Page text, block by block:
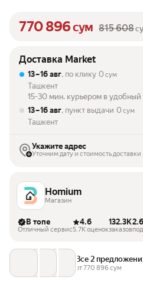
770 896сум 815 608
Доставка Market
13 – 16 авг, по клику 0 сум
Ташкент
15-30 мин. курьером в
13 – 16 авг, пункт выдачи 0 сум
Ташкент
Укажите адрес
Уточним дату и стоимость доставки
Homium
Магазин
В топе
Отличный сервис
4.6
5.7K оценок
132.3K
заказов
Все 2
от 770 896 сум